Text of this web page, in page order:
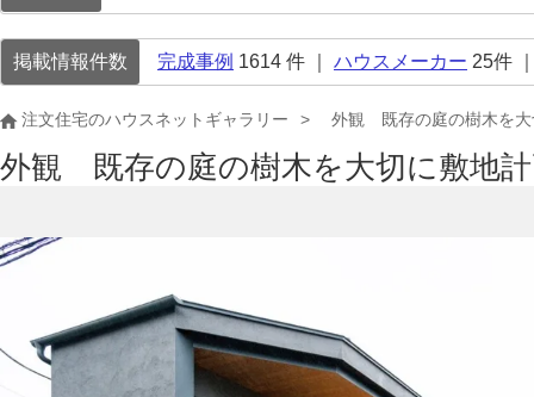
掲載情報件数 完成事例 1614 件 ｜ ハウスメーカー 25件
注文住宅のハウスネットギャラリー 外観 既存の庭の樹木を大
外観 既存の庭の樹木を大切に敷地